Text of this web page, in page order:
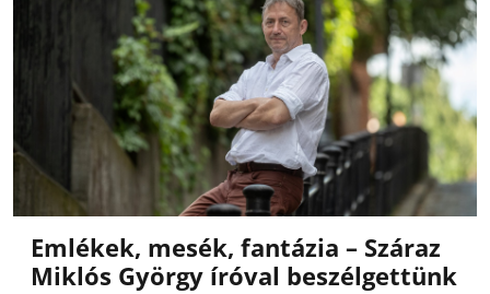
Emlékek, mesék, fantázia – Száraz
Miklós György íróval beszélgettünk